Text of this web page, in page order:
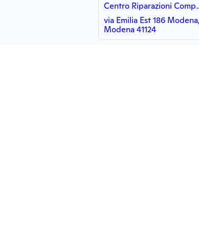
Centro
via Emilia Est 186 Modena,
Modena 41124